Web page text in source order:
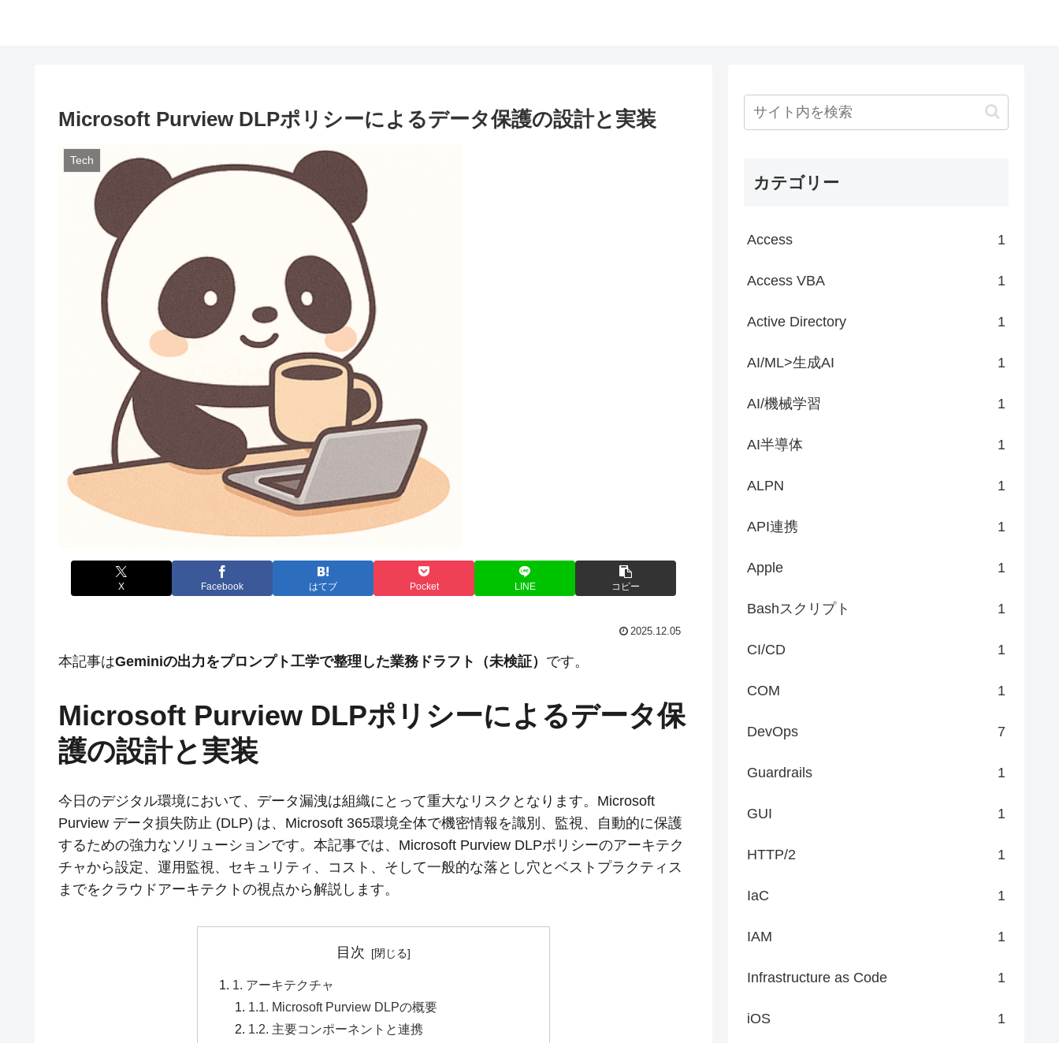
Microsoft Purview DLPポリシーによるデータ保護の設計と実装
Tech
X Facebook はてブ Pocket LINE コピー
2025.12.05
本記事はGeminiの出力をプロンプト工学で整理した業務ドラフト（未検証） です。
Microsoft Purview DLPポリシーによるデータ保
護の設計と実装
今日のデジタル環境において、データ漏洩は組織にとって重大なリスクとなります。Microsoft
Purview データ損失防止 (DLP) は、Microsoft 365環境全体で機密情報を識別、監視、自動的に保護
するための強力なソリューションです。本記事では、Microsoft Purview DLPポリシーのアーキテク
チャから設定、運用監視、セキュリティ、コスト、そして一般的な落とし穴とベストプラクティス
までをクラウドアーキテクトの視点から解説します。
目次
1. アーキテクチャ
1.1. Microsoft Purview DLPの概要
1.2. 主要コンポーネントと連携
カテゴリー
Access 1
Access VBA 1
Active Directory 1
AI/ML>生成AI 1
AI/機械学習 1
AI半導体 1
ALPN 1
API連携 1
Apple 1
Bashスクリプト 1
CI/CD 1
COM 1
DevOps 7
Guardrails 1
GUI 1
HTTP/2 1
IaC 1
IAM 1
Infrastructure as Code 1
iOS 1